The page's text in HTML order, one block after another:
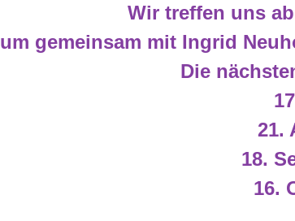
Wir treffen uns
um gemeinsam mit Ingrid
Die
21.
18.
16.